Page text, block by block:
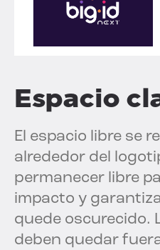
Espacio
El espacio libre se
alrededor del
permanecer libre
impacto y
quede oscurecido.
deben quedar